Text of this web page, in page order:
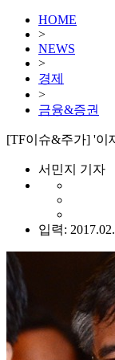
HOME
>
NEWS
>
경제
>
금융&증권
[TF이슈&주가] '이
서민지 기자
입력: